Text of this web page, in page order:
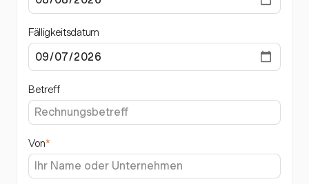
Fälligkeitsdatum
Betreff
Von*